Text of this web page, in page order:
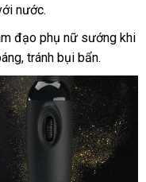
nước.
đạo phụ nữ sướng khi
thanh
toán
, tránh bụi bẩn.